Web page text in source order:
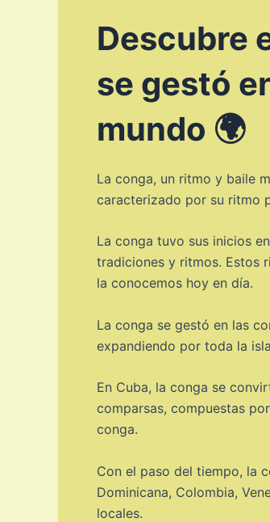
Descubre
se gestó
mundo 🌍
La conga, un ritmo y baile
caracterizado por su ritmo
La conga tuvo sus inicios
tradiciones y ritmos. Estos
la conocemos hoy en día.
La conga se gestó en las
expandiendo por toda la
En Cuba, la conga se
comparsas, compuestas
conga.
Con el paso del tiempo, la
Dominicana, Colombia,
locales.